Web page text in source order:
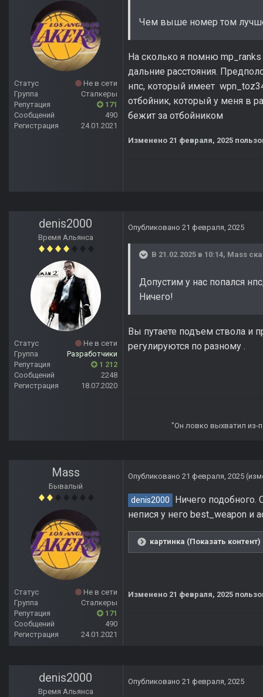
Статус
Не в сети
Группа
Сталкеры
Репутация
171
Сообщений
490
Регистрация
24.01.2021
Чем выше номер том
На сколько я помню
дальние расстояния.
нпс, который имеет
отбойник, который у меня в
бежит за отбойником
Изменено 21 февраля, 2025
denis2000
Время Альянса
Статус
Не в сети
Группа
Разработчики
Репутация
1 212
Сообщений
2248
Регистрация
18.07.2020
Опубликовано 21 февраля, 2025
В 21.02.2025 в 10:14, Mass
Допустим у нас попался
Ничего!
Вы путаете подъем ствола и
регулируются по разному .
"Он ловко выхватил из-
Mass
Бывалый
Статус
Не в сети
Группа
Сталкеры
Репутация
171
Сообщений
490
Регистрация
24.01.2021
Опубликовано 21 февраля, 2025
denis2000
Ничего подобного.
непися у него best_weapon и
картинка (Показать контент)
Изменено 21 февраля, 2025
denis2000
Время Альянса
Опубликовано 21 февраля, 2025